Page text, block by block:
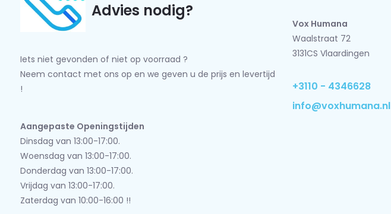
Advies nodig?
Iets niet gevonden of niet op voorraad ?
Neem contact met ons op en we geven u de prijs en levertijd
!
Aangepaste Openingstijden
Dinsdag van 13:00-17:00.
Woensdag van 13:00-17:00.
Donderdag van 13:00-17:00.
Vrijdag van 13:00-17:00.
Zaterdag van 10:00-16:00 !!
Vox Humana
Waalstraat 72
3131CS Vlaardingen
+3110 - 4346628
info@voxhumana.nl